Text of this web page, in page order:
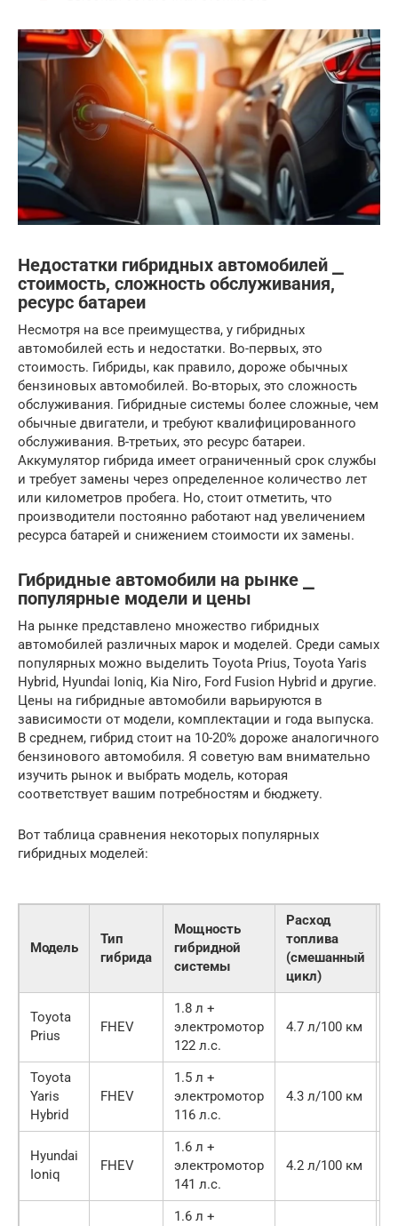
Недостатки гибридных автомобилей ⎯
стоимость, сложность обслуживания,
ресурс батареи
Несмотря на все преимущества, у гибридных
автомобилей есть и недостатки. Во-первых, это
стоимость. Гибриды, как правило, дороже обычных
бензиновых автомобилей. Во-вторых, это сложность
обслуживания. Гибридные системы более сложные, чем
обычные двигатели, и требуют квалифицированного
обслуживания. В-третьих, это ресурс батареи.
Аккумулятор гибрида имеет ограниченный срок службы
и требует замены через определенное количество лет
или километров пробега. Но, стоит отметить, что
производители постоянно работают над увеличением
ресурса батарей и снижением стоимости их замены.
Гибридные автомобили на рынке ⎯
популярные модели и цены
На рынке представлено множество гибридных
автомобилей различных марок и моделей. Среди самых
популярных можно выделить Toyota Prius, Toyota Yaris
Hybrid, Hyundai Ioniq, Kia Niro, Ford Fusion Hybrid и другие.
Цены на гибридные автомобили варьируются в
зависимости от модели, комплектации и года выпуска.
В среднем, гибрид стоит на 10-20% дороже аналогичного
бензинового автомобиля. Я советую вам внимательно
изучить рынок и выбрать модель, которая
соответствует вашим потребностям и бюджету.
Вот таблица сравнения некоторых популярных
гибридных моделей:
Модель
Тип
гибрида
Мощность
гибридной
системы
Расход
топлива
(смешанный
цикл)
Toyota
Prius
FHEV
1.8 л +
электромотор
122 л.с.
4.7 л/100 км
Toyota
Yaris
Hybrid
FHEV
1.5 л +
электромотор
116 л.с.
4.3 л/100 км
Hyundai
Ioniq
FHEV
1.6 л +
электромотор
141 л.с.
4.2 л/100 км
1.6 л +